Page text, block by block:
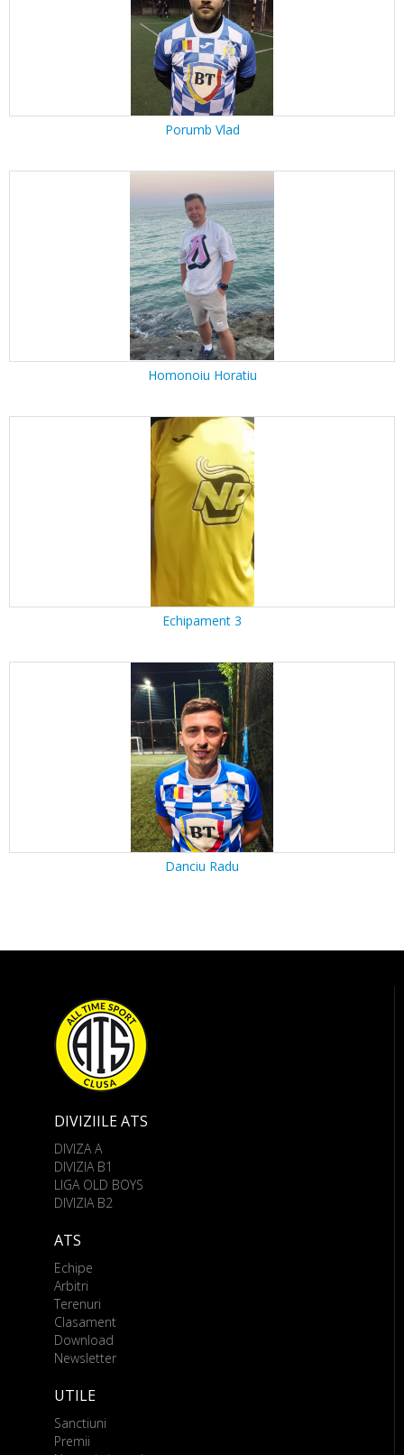
Porumb Vlad
Homonoiu Horatiu
Echipament 3
Danciu Radu
DIVIZIILE ATS
DIVIZA A
DIVIZIA B1
LIGA OLD BOYS
DIVIZIA B2
ATS
Echipe
Arbitri
Terenuri
Clasament
Download
Newsletter
UTILE
Sanctiuni
Premii